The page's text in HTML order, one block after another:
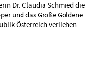
Dr. Claudia Schmied die
und das Große Goldene
Österreich verliehen.